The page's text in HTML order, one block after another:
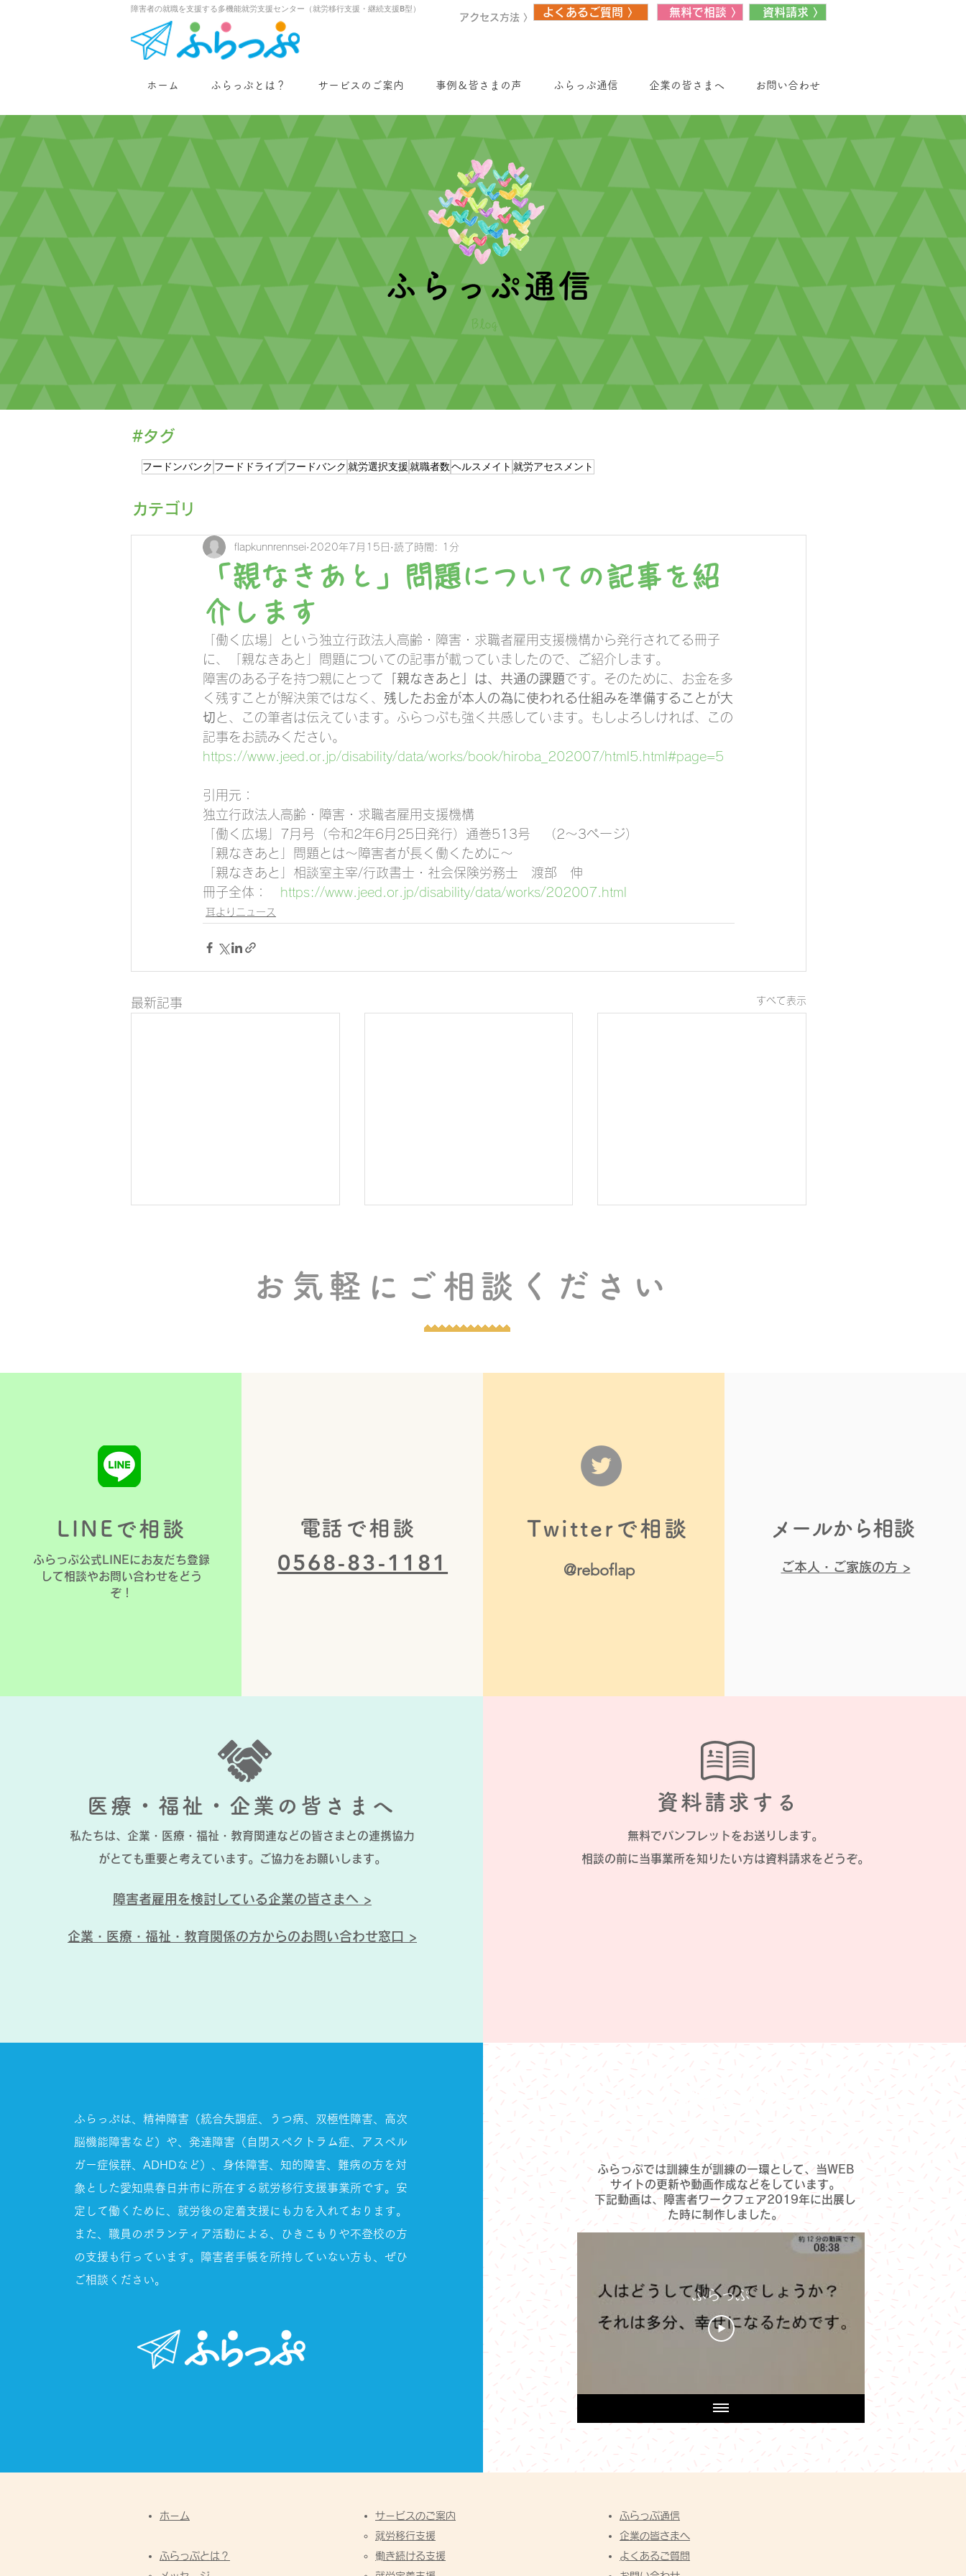
障害者の就職を支援する多機能就労支援センター（就労移行支援・継続支援B型）
アクセス方法 〉
よくあるご質問 〉 無料で相談 〉 資料請求 〉
ホーム ふらっぷとは？ サービスのご案内 事例＆皆さまの声 ふらっぷ通信 企業の皆さまへ お問い合わせ
Blog
ふらっぷ通信
#タグ
フードンバンク フードドライブフードバンク 就労選択支援就職者数ヘルスメイト 就労アセスメント
​カテゴリ
「親なきあと」問題についての記事を紹
介します
flapkunnrennsei 2020年7月15日 読了時間: 1分
「働く広場」という独立行政法人高齢・障害・求職者雇用支援機構から発行されてる冊子
に、「親なきあと」問題についての記事が載っていましたので、ご紹介します。
障害のある子を持つ親にとって
「親なきあと」は、共通の課題です。そのために、お金を多
く残すことが解決策ではなく、 残したお金が本人の為に使われる仕組みを準備することが大
切と、この筆者は伝えています。ふらっぷも強く共感しています。もしよろしければ、この
記事をお読みください。
https://www.jeed.or.jp/disability/data/works/book/hiroba_202007/html5.html#page=5
引用元：
独立行政法人高齢・障害・求職者雇用支援機構
「働く広場」7月号（令和2年6月25日発行）通巻513号　（2～3ぺージ）
「親なきあと」問題とは～障害者が長く働くために～
「親なきあと」相談室主宰/行政書士・社会保険労務士　渡部　伸
冊子全体：
https://www.jeed.or.jp/disability/data/works/202007.html
耳よりニュース
最新記事 すべて表示
お気軽にご相談ください
LINEで相談
​ふらっぷ公式LINEにお友だち登録
して相談やお問い合わせをどう
ぞ！
​電話で相談
0568-83-1181
Twitterで相談
@reboflap
メールから相談
ご本人・ご家族の方 >
医療・福祉・企業の皆さまへ
私たちは、企業・医療・福祉・教育関連などの皆さまとの連携協力
がとても重要と考えています。
ご協力をお願いします。
障害者雇用を検討している企業の皆さまへ >
企業・医療・福祉・教育関係の方からのお問い合わせ窓口 >
資料請求する
無料でパンフレットをお送りします。
​相談の前に当事業所を知りたい方は資料請求をどうぞ。
ふらっぷは、精神障害（統合失調症、うつ病、双極性障害、高次
脳機能障害など）や、発達障害（自閉スペクトラム症、アスペル
ガー症候群、ADHDなど）、身体障害、知的障害、難病の方を対
象とした愛知県春日井市に所在する就労移行支援事業所です。安
定して働くために、就労後の定着支援にも力を入れております。
また、職員のボランティア活動による、ひきこもりや不登校の方
の支援も行っています。障害者手帳を所持していない方も、ぜひ
ご相談ください。
ふらっぷ訓練生の作品紹介
ふらっぷでは訓練生が訓練の一環として、当WEB
サイトの更新や動画作成などをしています。
下記動画は、障害者ワークフェア2019年に出展し
た時に制作しました。
ふらっぷ
ホーム
​ふらっぷとは？
サービスのご案内
​就労移行支援
​働き続ける支援
ふらっぷ通信
企業の皆さまへ
​よくあるご質問